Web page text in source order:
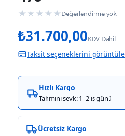
★ ★ ★ ★ ★ Değerlendirme yok
₺31.700,00KDV Dahil
Taksit seçeneklerini görüntüle
Hızlı Kargo
Tahmini sevk: 1–2 iş günü
Ücretsiz Kargo